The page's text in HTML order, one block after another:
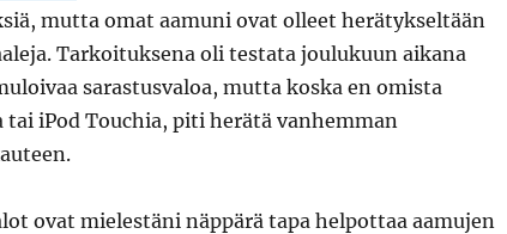
mutta omat aamuni ovat olleet herätykseltään
Tarkoituksena oli testata joulukuun aikana
sarastusvaloa, mutta koska en omista
tai iPod Touchia, piti herätä vanhemman
ovat mielestäni näppärä tapa helpottaa aamujen